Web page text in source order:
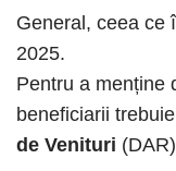
General, ceea ce
2025.
Pentru a menține
beneficiarii trebuie
de Venituri